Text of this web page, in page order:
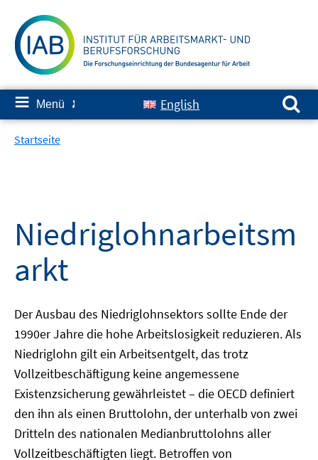
zum
Inhalt
≡ Menü ✘ English
Suchen nach:
Startseite
Niedriglohnarbeitsm
arkt
Der Ausbau des Niedriglohnsektors sollte Ende der
1990er Jahre die hohe Arbeitslosigkeit reduzieren. Als
Niedriglohn gilt ein Arbeitsentgelt, das trotz
Vollzeitbeschäftigung keine angemessene
Existenzsicherung gewährleistet – die OECD definiert
den ihn als einen Bruttolohn, der unterhalb von zwei
Dritteln des nationalen Medianbruttolohns aller
Vollzeitbeschäftigten liegt. Betroffen von